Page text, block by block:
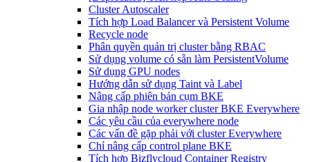
Cluster Autoscaler
Tích hợp Load Balancer và Persistent Volume
Recycle node
Phân quyền quản trị cluster bằng RBAC
Sử dụng volume có sẵn làm PersistentVolume
Sử dụng GPU nodes
Hướng dẫn sử dụng Taint và Label
Nâng cấp phiên bản cụm BKE
Gia nhập node worker cluster BKE Everywhere
Các yêu cầu của everywhere node
Các vấn đề gặp phải với cluster Everywhere
Chỉ nâng cấp control plane BKE
Tích hợp Bizflycloud Container Registry